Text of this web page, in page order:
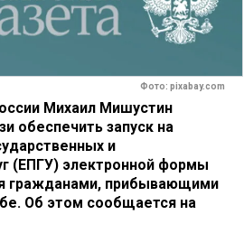
Фото: pixabay.com
Михаил Мишустин
обеспечить запуск на
и
(ЕПГУ) электронной формы
гражданами, прибывающими
Об этом сообщается на